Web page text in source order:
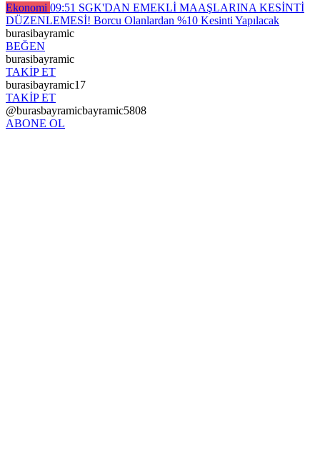
Ekonomi 09:51 SGK'DAN EMEKLİ MAAŞLARINA KESİNTİ
DÜZENLEMESİ! Borcu Olanlardan %10 Kesinti Yapılacak
burasibayramic
BEĞEN
burasibayramic
TAKİP ET
burasibayramic17
TAKİP ET
@burasbayramicbayramic5808
ABONE OL